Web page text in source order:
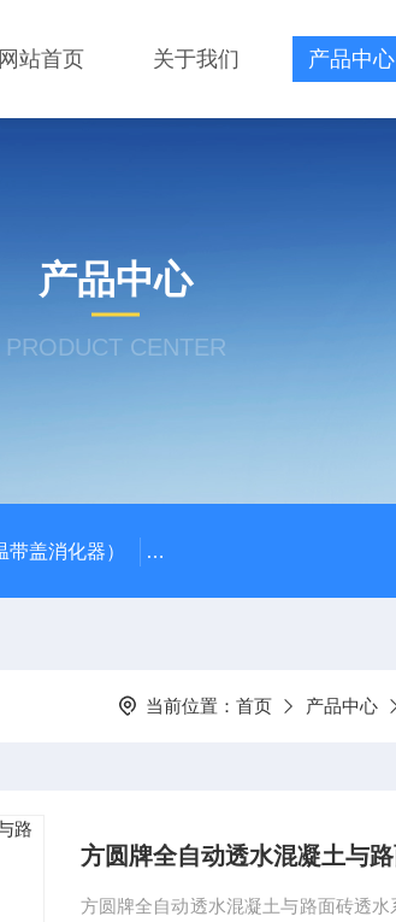
网站首页 关于我们 产品中心
产品中心
PRODUCT CENTER
盖消化器） *GB/T 50080-2016标准普
当前位置： 首页 产品中心
方圆牌全自动透水混凝土与
方圆牌全自动透水混凝土与路面砖透